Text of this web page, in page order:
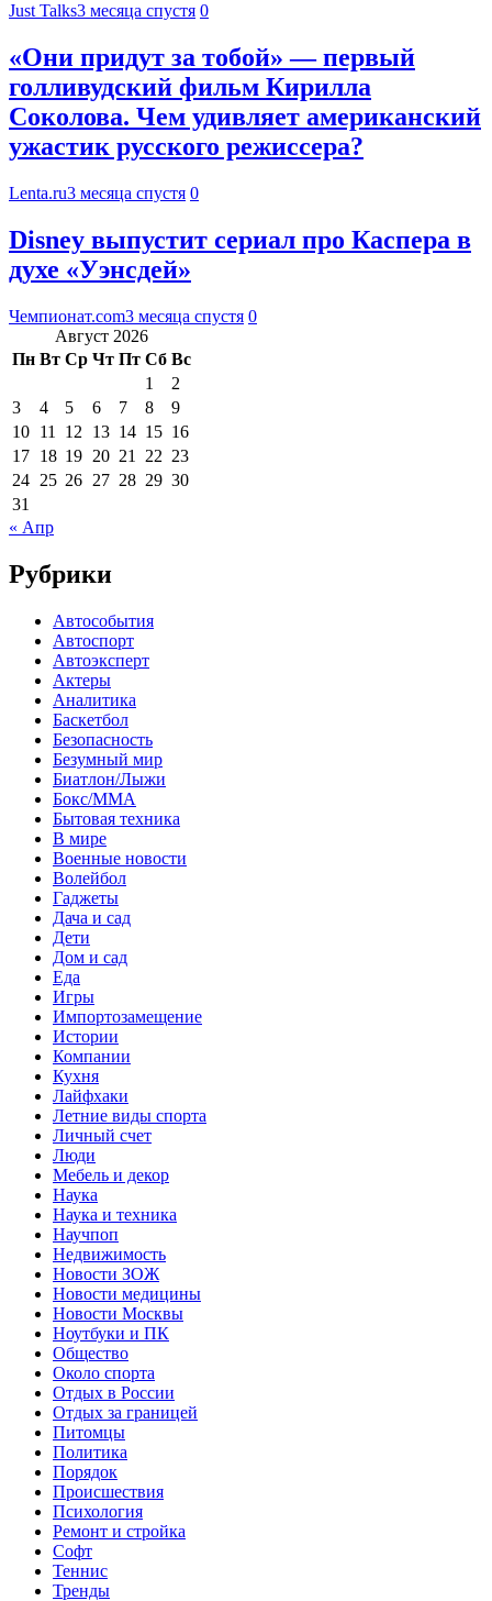
Just Talks3 месяца спустя 0
«Они придут за тобой» — первый
голливудский фильм Кирилла
Соколова. Чем удивляет американский
ужастик русского режиссера?
Lenta.ru3 месяца спустя 0
Disney выпустит сериал про Каспера в
духе «Уэнсдей»
Чемпионат.com3 месяца спустя 0
Август 2026
Пн Вт Ср Чт Пт Сб Вс
1
2
3
4 5 6 7 8
9
10 11 12 13 14 15 16
17 18 19 20 21 22 23
24 25 26 27 28 29 30
31
« Апр
Рубрики
Автособытия
Автоспорт
Автоэксперт
Актеры
Аналитика
Баскетбол
Безопасность
Безумный мир
Биатлон/Лыжи
Бокс/MMA
Бытовая техника
В мире
Военные новости
Волейбол
Гаджеты
Дача и сад
Дети
Дом и сад
Еда
Игры
Импортозамещение
Истории
Компании
Кухня
Лайфхаки
Летние виды спорта
Личный счет
Люди
Мебель и декор
Наука
Наука и техника
Научпоп
Недвижимость
Новости ЗОЖ
Новости медицины
Новости Москвы
Ноутбуки и ПК
Общество
Около спорта
Отдых в России
Отдых за границей
Питомцы
Политика
Порядок
Происшествия
Психология
Ремонт и стройка
Софт
Теннис
Тренды